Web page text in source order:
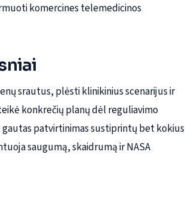
komercines telemedicinos
srautus, plėsti klinikinius scenarijus ir
konkrečių planų dėl reguliavimo
patvirtinimas sustiprintų bet kokius
saugumą, skaidrumą ir NASA